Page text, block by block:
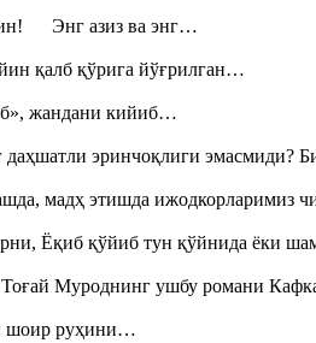
Энг азиз ва энг…
қалб қўрига йўғрилган…
жандани кийиб…
эринчоқлиги эмасмиди?
мадҳ этишда ижодкорларимиз
Ёқиб қўйиб тун қўйнида ёки
Тоғай Муроднинг ушбу романи
шоир руҳини…